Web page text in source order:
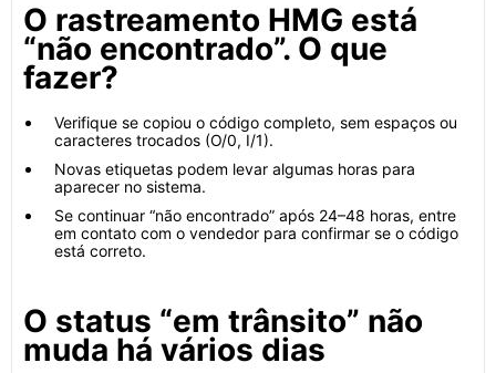
O rastreamento HMG está
“não encontrado”. O que
fazer?
Verifique se copiou o código completo, sem espaços ou
caracteres trocados (O/0, I/1).
Novas etiquetas podem levar algumas horas para
aparecer no sistema.
Se continuar “não encontrado” após 24–48 horas, entre
em contato com o vendedor para confirmar se o código
está correto.
O status “em trânsito” não
muda há vários dias